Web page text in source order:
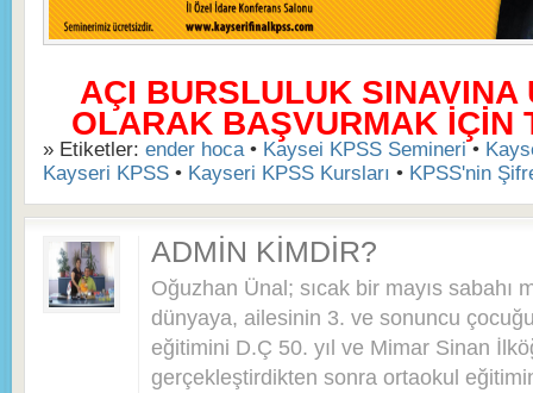
AÇI BURSLULUK SINAVINA
OLARAK BAŞVURMAK İÇİN
» Etiketler: ender hoca• Kaysei KPSS Semineri•
Kayseri KPSS • Kayseri KPSS Kursları • KPSS'nin
ADMIN KIMDIR?
Oğuzhan Ünal; sıcak bir mayıs sabahı
dünyaya, ailesinin 3. ve sonuncu
eğitimini D.Ç 50. yıl ve Mimar Sinan
gerçekleştirdikten sonra ortaokul